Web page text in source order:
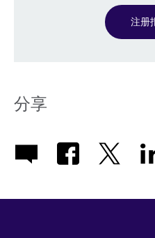
注册
分享